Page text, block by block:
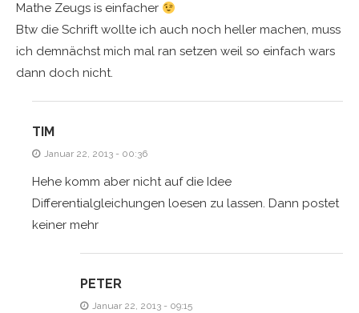
Mathe Zeugs is einfacher
Btw die Schrift wollte ich auch noch heller machen, muss
ich demnächst mich mal ran setzen weil so einfach wars
dann doch nicht.
TIM
Januar 22, 2013 - 00:36
Hehe komm aber nicht auf die Idee
Differentialgleichungen loesen zu lassen. Dann postet
keiner mehr
PETER
Januar 22, 2013 - 09:15